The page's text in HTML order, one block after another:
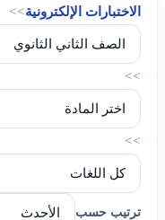
الاختبارات الإلكترونية>>
>>
>>
ترتيب حسب